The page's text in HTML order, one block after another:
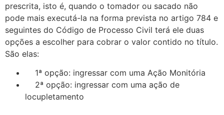
prescrita, isto é, quando o tomador ou sacado não
pode mais executá-la na forma prevista no artigo 784 e
seguintes do Código de Processo Civil terá ele duas
opções a escolher para cobrar o valor contido no título.
São elas:
1ª opção: ingressar com uma Ação Monitória
2ª opção: ingressar com uma ação de
locupletamento